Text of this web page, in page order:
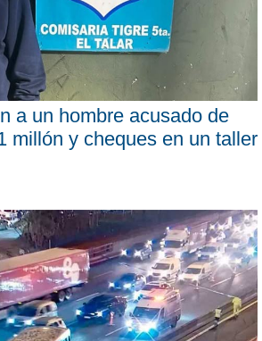
a un hombre acusado de
millón y cheques en un taller